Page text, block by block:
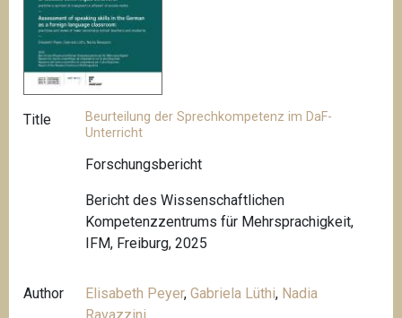
Title
Beurteilung der Sprechkompetenz im DaF-
Unterricht
Forschungsbericht
Bericht des Wissenschaftlichen
Kompetenzzentrums für Mehrsprachigkeit,
IFM, Freiburg, 2025
Author Elisabeth Peyer,Gabriela Lüthi, Nadia